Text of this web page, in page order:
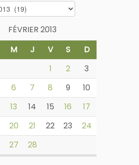
FÉVRIER 2013
M J V S
D
1
2
3
6 7 8 9
10
13 14 15 16
17
20 21 22 23
24
27 28